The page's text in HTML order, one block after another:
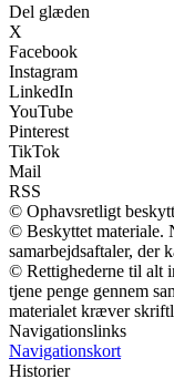
Del glæden
X
Facebook
Instagram
LinkedIn
YouTube
Pinterest
TikTok
Mail
RSS
© Ophavsretligt
© Beskyttet materiale.
samarbejdsaftaler, der
© Rettighederne til alt
tjene penge gennem
materialet kræver
Navigationslinks
Navigationskort
Historier